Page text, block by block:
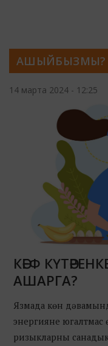
АШЫЙБЫЗМЫ?
14 марта 2024 - 12:25
КӘЕФ
АШАРГА?
Язмада көн
энергияне югалтмас
ризыкларны